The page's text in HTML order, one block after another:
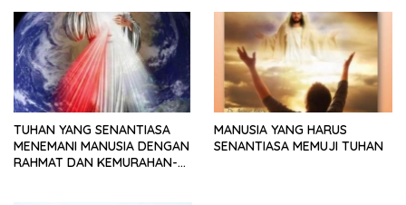
TUHAN YANG SENANTIASA
MENEMANI MANUSIA DENGAN
RAHMAT DAN KEMURAHAN-
MANUSIA YANG HARUS
SENANTIASA MEMUJI TUHAN